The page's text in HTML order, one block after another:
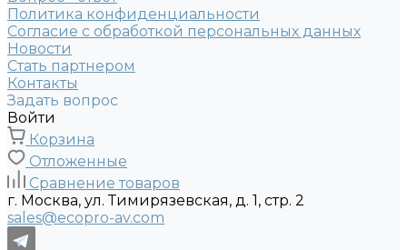
Политика конфиденциальности
Согласие с обработкой персональных данных
Новости
Стать партнером
Контакты
Задать вопрос
Войти
Корзина
Отложенные
Сравнение товаров
г. Москва, ул. Тимирязевская, д. 1, стр. 2
sales@ecopro-av.com